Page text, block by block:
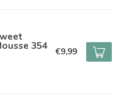
354 €9,99